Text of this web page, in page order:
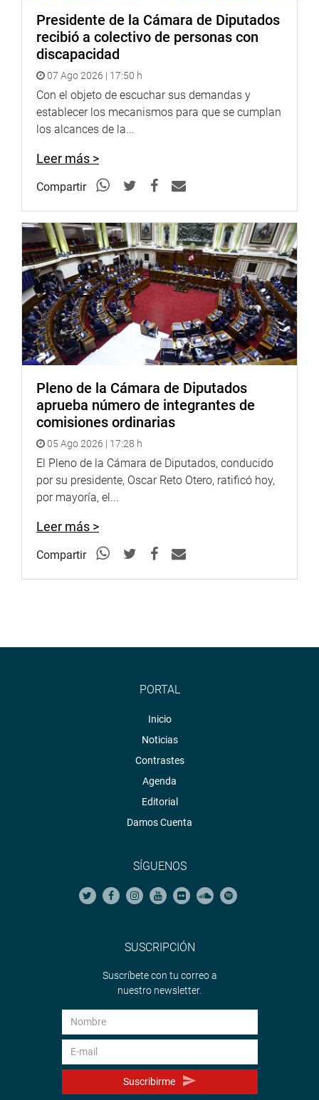
Presidente de la Cámara de Diputados
recibió a colectivo de personas con
discapacidad
07 Ago 2026 | 17:50 h
Con el objeto de escuchar sus demandas y
establecer los mecanismos para que se cumplan
los alcances de la...
Leer más >
Compartir
Pleno de la Cámara de Diputados
aprueba número de integrantes de
comisiones ordinarias
05 Ago 2026 | 17:28 h
El Pleno de la Cámara de Diputados, conducido
por su presidente, Oscar Reto Otero, ratificó hoy,
por mayoría, el...
Leer más >
Compartir
PORTAL
Inicio
Noticias
Contrastes
Agenda
Editorial
Damos Cuenta
SÍGUENOS
SUSCRIPCIÓN
Suscríbete con tu correo a
nuestro newsletter.
Suscribirme